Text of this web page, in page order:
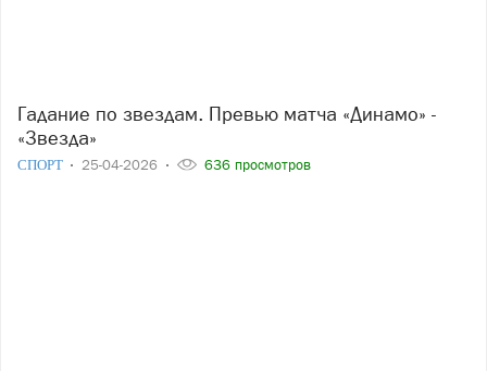
Гадание по звездам. Превью матча «Динамо» -
«Звезда»
СПОРТ 25-04-2026 636 просмотров